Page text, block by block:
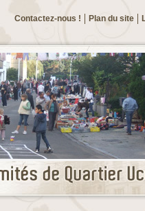
Plan du site
Contactez-nous !